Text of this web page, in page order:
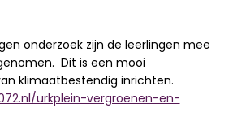
onderzoek zijn de leerlingen mee
Dit is een mooi
klimaatbestendig inrichten.
urkplein-vergroenen-en-